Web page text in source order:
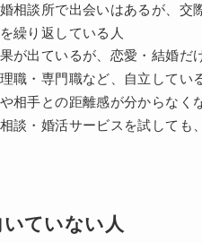
相談所で出会いはあるが、交
繰り返している人
が出ているが、恋愛・結婚だ
職・専門職など、自立してい
相手との距離感が分からなく
談・婚活サービスを試しても
ていない人